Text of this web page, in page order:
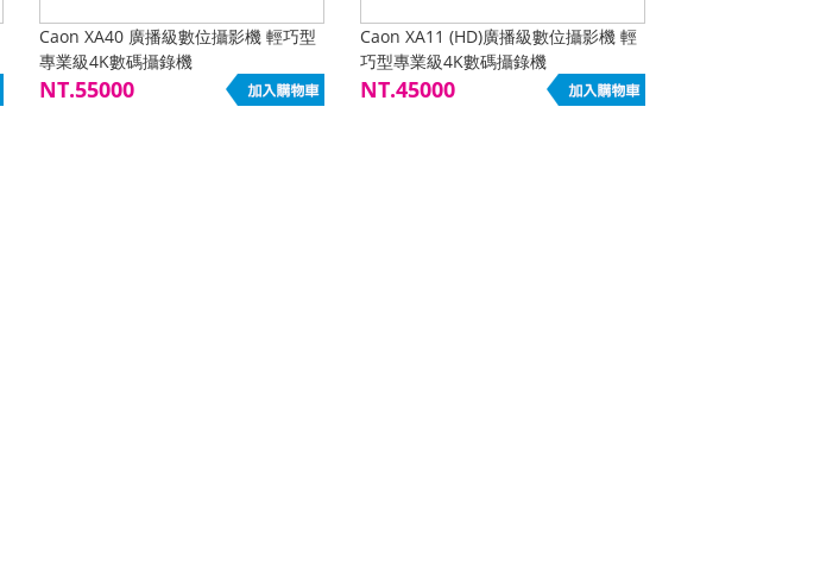
Caon XA40 廣播級數位攝影機 輕巧型
專業級4K數碼攝錄機
NT.55000
Caon XA11 (HD)廣播級數位攝影機 輕
巧型專業級4K數碼攝錄機
NT.45000